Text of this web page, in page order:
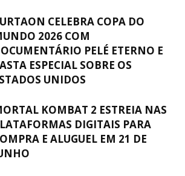
CELEBRA COPA DO
2026 COM
PELÉ ETERNO E
ESPECIAL SOBRE OS
UNIDOS
KOMBAT 2 ESTREIA NAS
DIGITAIS PARA
E ALUGUEL EM 21 DE